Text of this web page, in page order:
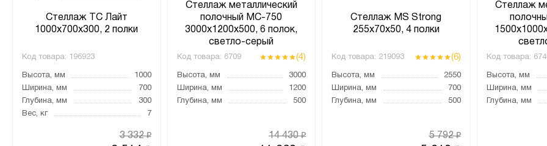
Стеллаж ТС Лайт
1000х700х300, 2 полки
Код товара: 196923
Высота, мм
1000
Ширина, мм
700
Глубина, мм
300
Вес, кг
7
3 332₽
Стеллаж металлический
полочный МС-750
3000х1200х500, 6 полок,
светло-серый
Код товара: 6709 (4)
Высота, мм
3000
Ширина, мм
1200
Глубина, мм
500
14 430₽
Стеллаж MS Strong
255х70х50, 4 полки
Код товара: 219093 (6)
Высота, мм
2550
Ширина, мм
700
Глубина, мм
500
5 792₽
Стеллаж
Код товара:
Высота, мм
Ширина, мм
Глубина, мм